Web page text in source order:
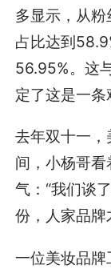
多显示，从
占比达到
56.95%。这
定了这是一条
去年双十一
间，小杨哥
气：“我们谈
份，人家品牌
一位美妆品